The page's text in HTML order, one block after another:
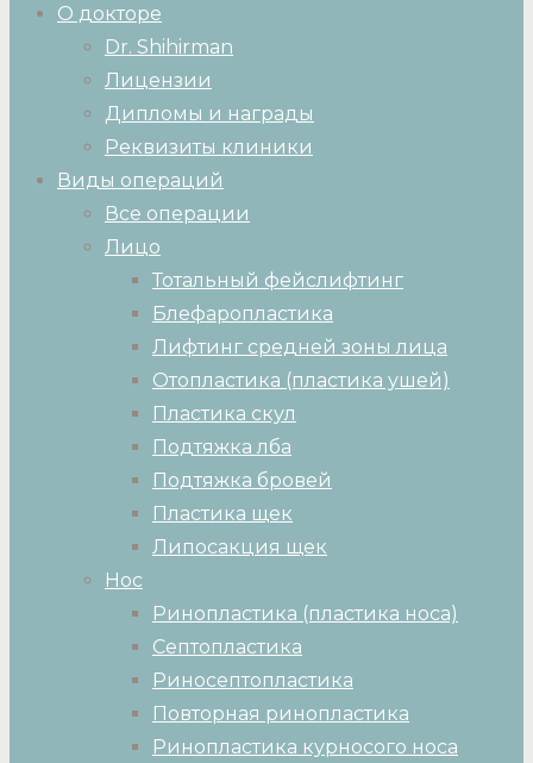
О докторе
Dr. Shihirman
Лицензии
Дипломы и награды
Реквизиты клиники
Виды операций
Все операции
Лицо
Тотальный фейслифтинг
Блефаропластика
Лифтинг средней зоны лица
Отопластика (пластика ушей)
Пластика скул
Подтяжка лба
Подтяжка бровей
Пластика щек
Липосакция щек
Нос
Ринопластика (пластика носа)
Септопластика
Риносептопластика
Повторная ринопластика
Ринопластика курносого носа